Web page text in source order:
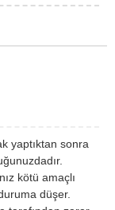
yaptıktan sonra
kötü amaçlı
düşer.